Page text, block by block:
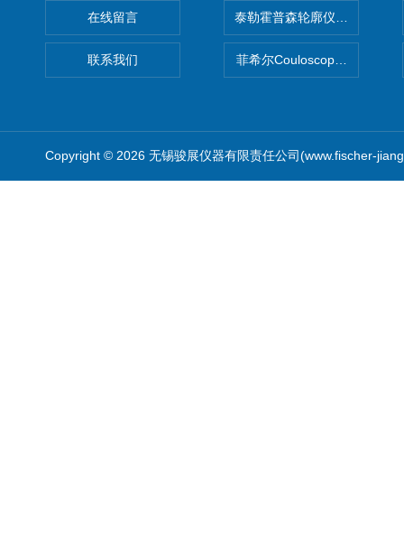
在线留言
联系我们
泰勒霍普森轮廓仪|TAYLOR
菲希尔Couloscope CMS2电
Copyright © 2026 无锡骏展仪器有限责任公司(www.fischer-